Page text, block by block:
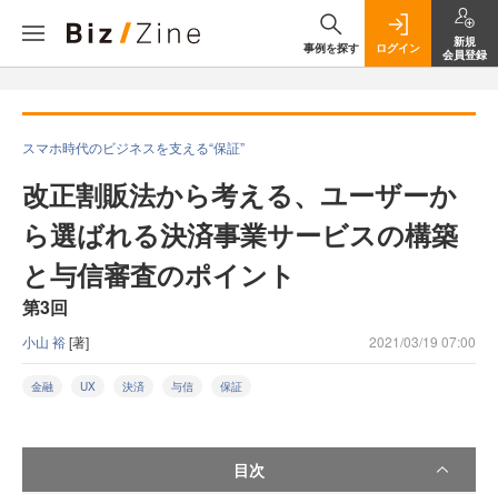
事例を探す ログイン
新規
会員登録
スマホ時代のビジネスを支える“保証”
改正割販法から考える、ユーザーか
ら選ばれる決済事業サービスの構築
と与信審査のポイント
第3回
小山 裕[著] 2021/03/19 07:00
金融 UX 決済 与信 保証
目次